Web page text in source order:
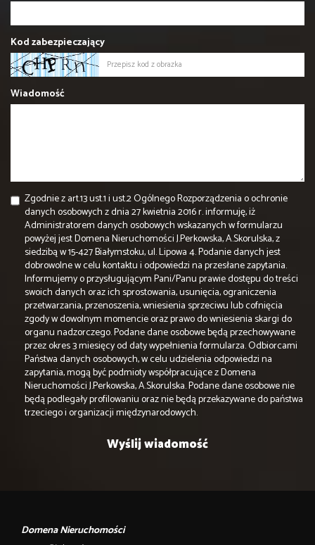
Kod zabezpieczający
Wiadomość
Zgodnie z art.13 ust.1 i ust.2 Ogólnego Rozporządzenia o ochronie
danych osobowych z dnia 27 kwietnia 2016 r. informuję, iż
Administratorem danych osobowych wskazanych w formularzu
powyżej jest Domena Nieruchomości J.Perkowska, A.Skorulska, z
siedzibą w 15-427 Białymstoku, ul. Lipowa 4. Podanie danych jest
dobrowolne w celu kontaktu i odpowiedzi na przesłane zapytania.
Informujemy o przysługującym Pani/Panu prawie dostępu do treści
swoich danych oraz ich sprostowania, usunięcia, ograniczenia
przetwarzania, przenoszenia, wniesienia sprzeciwu lub cofnięcia
zgody w dowolnym momencie oraz prawo do wniesienia skargi do
organu nadzorczego. Podane dane osobowe będą przechowywane
przez okres 3 miesięcy od daty wypełnienia formularza. Odbiorcami
Państwa danych osobowych, w celu udzielenia odpowiedzi na
zapytania, mogą być podmioty współpracujące z Domena
Nieruchomości J.Perkowska, A.Skorulska. Podane dane osobowe nie
będą podlegały profilowaniu oraz nie będą przekazywane do państwa
trzeciego i organizacji międzynarodowych.
Domena Nieruchomości